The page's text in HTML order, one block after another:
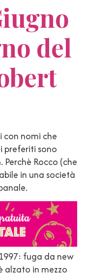
del
con nomi che
preferiti sono
Perchè Rocco (che
in una società
fuga da new
alzato in mezzo